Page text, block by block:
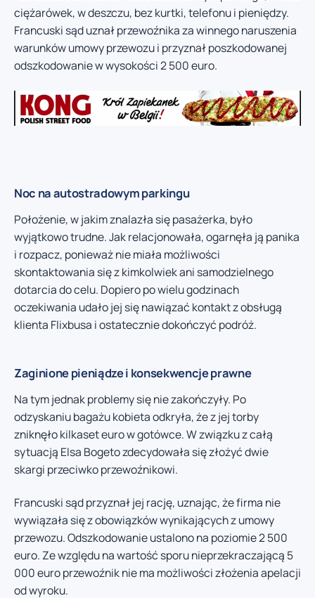
ciężarówek, w deszczu, bez kurtki, telefonu i pieniędzy.
Francuski sąd uznał przewoźnika za winnego naruszenia
warunków umowy przewozu i przyznał poszkodowanej
odszkodowanie w wysokości 2 500 euro.
Noc na autostradowym parkingu
Położenie, w jakim znalazła się pasażerka, było
wyjątkowo trudne. Jak relacjonowała, ogarnęła ją panika
i rozpacz, ponieważ nie miała możliwości
skontaktowania się z kimkolwiek ani samodzielnego
dotarcia do celu. Dopiero po wielu godzinach
oczekiwania udało jej się nawiązać kontakt z obsługą
klienta Flixbusa i ostatecznie dokończyć podróż.
Zaginione pieniądze i konsekwencje prawne
Na tym jednak problemy się nie zakończyły. Po
odzyskaniu bagażu kobieta odkryła, że z jej torby
zniknęło kilkaset euro w gotówce. W związku z całą
sytuacją Elsa Bogeto zdecydowała się złożyć dwie
skargi przeciwko przewoźnikowi.
Francuski sąd przyznał jej rację, uznając, że firma nie
wywiązała się z obowiązków wynikających z umowy
przewozu. Odszkodowanie ustalono na poziomie 2 500
euro. Ze względu na wartość sporu nieprzekraczającą 5
000 euro przewoźnik nie ma możliwości złożenia apelacji
od wyroku.